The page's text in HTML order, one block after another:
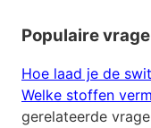
Populaire
Hoe laad je de
Welke stoffen
gerelateerde